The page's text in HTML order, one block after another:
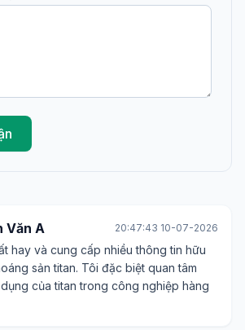
Văn A 20:47:43 10-07-2026
hay và cung cấp nhiều thông tin hữu
sản titan. Tôi đặc biệt quan tâm
của titan trong công nghiệp hàng